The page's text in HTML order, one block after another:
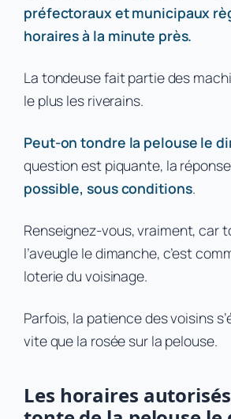
préfectoraux et municipaux
horaires à la minute près.
La tondeuse fait partie des
le plus les riverains.
Peut-on tondre la pelouse le
question est piquante, la
possible, sous conditions.
Renseignez-vous, vraiment, car
l’aveugle le dimanche, c’est
loterie du voisinage.
Parfois, la patience des voisins
vite que la rosée sur la pelouse.
Les horaires